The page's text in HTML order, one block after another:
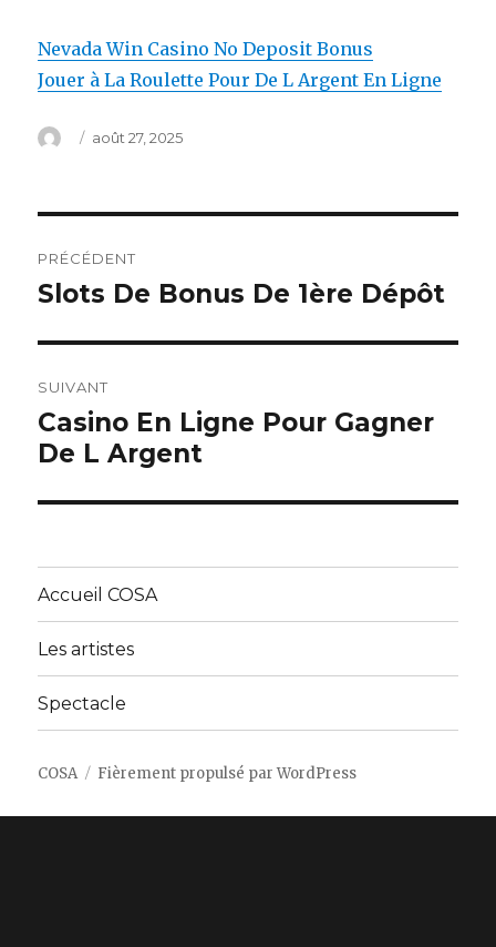
Nevada Win Casino No Deposit Bonus
Jouer à La Roulette Pour De L Argent En Ligne
Auteur
Publié
août 27, 2025
de
PRÉCÉDENT
Article
Slots De Bonus De 1ère Dépôt
SUIVANT
Article
suivant :
Casino En Ligne Pour Gagner
De L Argent
Accueil COSA
Les artistes
Spectacle
COSA Fièrement propulsé par WordPress